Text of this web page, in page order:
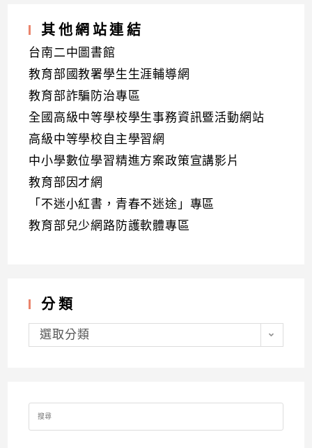
其他網站連結
台南二中圖書館
教育部國教署學生生涯輔導網
教育部詐騙防治專區
全國高級中等學校學生事務資訊暨活動網站
高級中等學校自主學習網
中小學數位學習精進方案政策宣講影片
教育部因才網
「不迷小紅書，青春不迷途」專區
教育部兒少網路防護軟體專區
分類
分
類選取分類
Search
for: